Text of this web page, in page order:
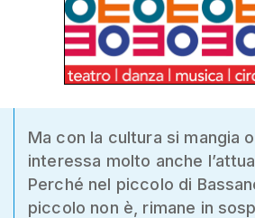
Ma con la cultura si mangia
interessa molto anche
Perché nel piccolo di
piccolo non è, rimane in